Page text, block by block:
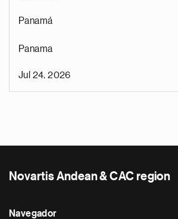
Panamá
Panama
Jul 24, 2026
Novartis Andean & CAC region
Navegador